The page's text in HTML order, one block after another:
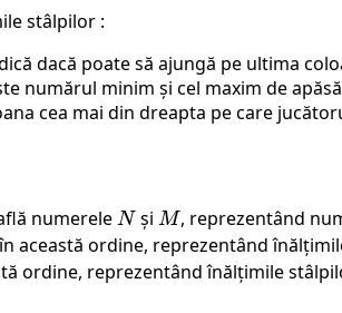
stâlpilor :
dacă poate să ajungă pe ultima
numărul minim și cel maxim de
cea mai din dreapta pe care
numereleN
N șiM
M, reprezentând
această ordine, reprezentând
ordine, reprezentând înălțimile